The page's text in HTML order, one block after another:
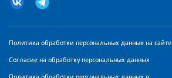
Политика обработки персональных данных на сайте
Согласие на обработку персональных данных